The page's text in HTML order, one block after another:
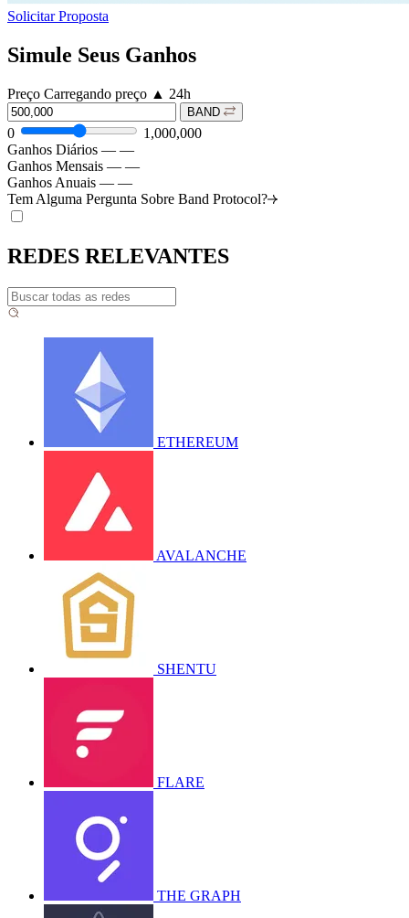
Solicitar Proposta
Simule Seus Ganhos
Preço Carregando preço ▲ 24h
BAND
0
1,000,000
Ganhos Diários — —
Ganhos Mensais — —
Ganhos Anuais — —
Tem Alguma Pergunta Sobre Band Protocol?
REDES RELEVANTES
ETHEREUM
AVALANCHE
SHENTU
FLARE
THE GRAPH